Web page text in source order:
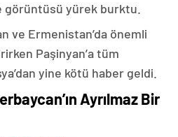
görüntüsü yürek burktu.
ve Ermenistan’da önemli
Paşinyan’a tüm
yine kötü haber geldi.
Ayrılmaz Bir